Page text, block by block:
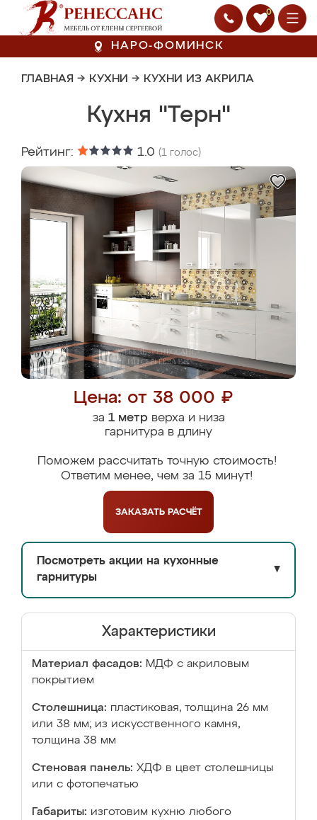
0
НАРО-ФОМИНСК
ГЛАВНАЯ → КУХНИ → КУХНИ ИЗ АКРИЛА
Кухня "Терн"
Рейтинг: 1.0 (1 голос)
Цена: от 38 000 ₽
за 1 метрверха и низа
гарнитура в длину
Поможем рассчитать точную стоимость!
Ответим менее, чем за 15 минут!
ЗАКАЗАТЬ РАСЧЁТ
Посмотреть акции на кухонные
гарнитуры
▼
Характеристики
Материал фасадов: МДФ с акриловым
покрытием
Столешница: пластиковая, толщина 26 мм
или 38 мм; из искусственного камня,
толщина 38 мм
Стеновая панель: ХДФ в цвет столешницы
или с фотопечатью
Габариты: изготовим кухню любого